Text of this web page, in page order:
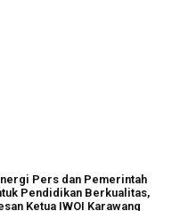
Pers dan Pemerintah
Pendidikan Berkualitas,
Ketua IWOI Karawang